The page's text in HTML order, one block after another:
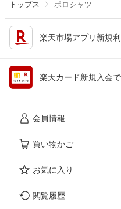
トップス
ポロシャツ
楽天市場アプリ新規
楽天カード新規入会
会員情報
買い物かご
お気に入り
閲覧履歴